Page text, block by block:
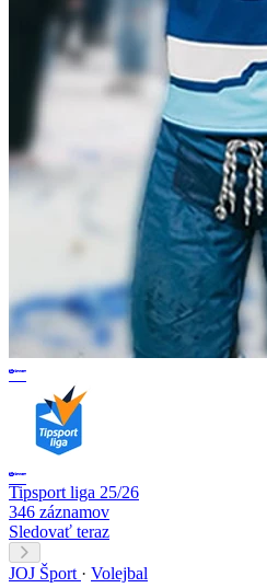
Tipsport liga 25/26
346 záznamov
Sledovať teraz
JOJ Šport · Volejbal